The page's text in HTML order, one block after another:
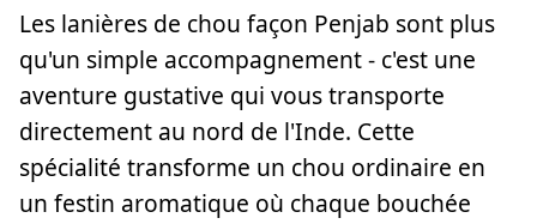
Les lanières de chou façon Penjab sont plus
qu'un simple accompagnement - c'est une
aventure gustative qui vous transporte
directement au nord de l'Inde. Cette
spécialité transforme un chou ordinaire en
un festin aromatique où chaque bouchée